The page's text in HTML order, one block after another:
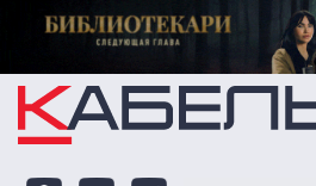
Перейти к основному содержанию